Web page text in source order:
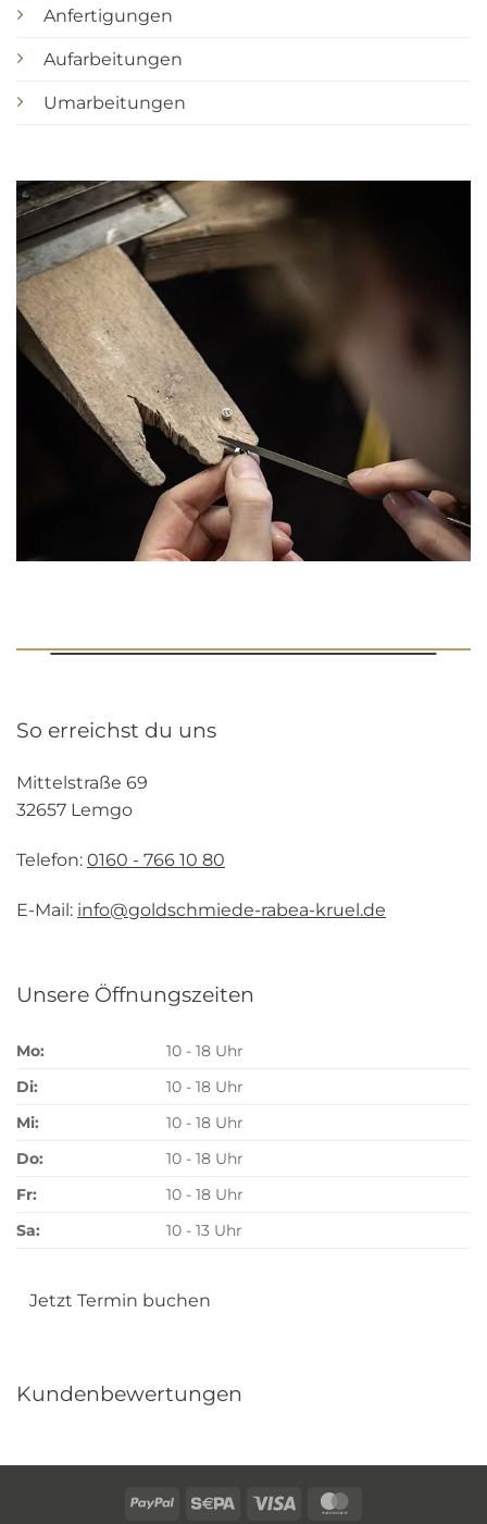
Anfertigungen
Aufarbeitungen
Umarbeitungen
So erreichst du uns
Mittelstraße 69
32657 Lemgo
Telefon: 0160 - 766 10 80
E-Mail: info@goldschmiede-rabea-kruel.de
Unsere Öffnungszeiten
Mo:
10 - 18 Uhr
Di:
10 - 18 Uhr
Mi:
10 - 18 Uhr
Do:
10 - 18 Uhr
Fr:
10 - 18 Uhr
Sa:
10 - 13 Uhr
Jetzt Termin buchen
Kundenbewertungen
PayPal Sepa Visa